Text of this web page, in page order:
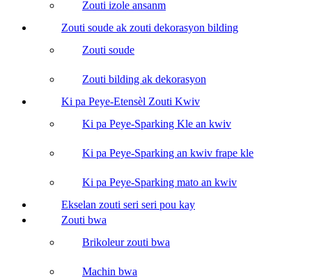
Zouti izole ansanm
Zouti soude ak zouti dekorasyon bilding
Zouti soude
Zouti bilding ak dekorasyon
Ki pa Peye-Etensèl Zouti Kwiv
Ki pa Peye-Sparking Kle an kwiv
Ki pa Peye-Sparking an kwiv frape kle
Ki pa Peye-Sparking mato an kwiv
Ekselan zouti seri seri pou kay
Zouti bwa
Brikoleur zouti bwa
Machin bwa